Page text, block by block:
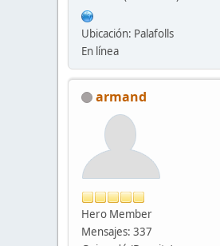
Ubicación: Palafolls
En línea
armand
Hero Member
Mensajes: 337